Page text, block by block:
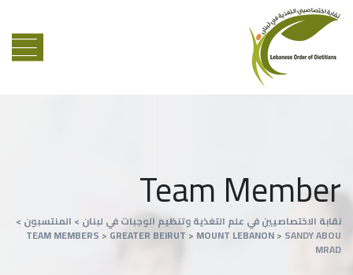
Team Member
نقابة الاختصاصيين في علم التغذية وتنظيم الوجبات في لبنان > المنتسبون >
TEAM MEMBERS >GREATER BEIRUT > MOUNT LEBANON> SANDY ABOU
MRAD